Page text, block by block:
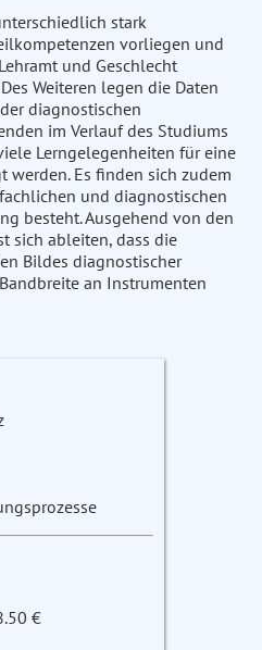
stark
vorliegen und
und Geschlecht
Weiteren legen die Daten
diagnostischen
im Verlauf des Studiums
Lerngelegenheiten für eine
Es finden sich zudem
und diagnostischen
besteht. Ausgehend von den
sich ableiten, dass die
Bildes diagnostischer
an Instrumenten
€